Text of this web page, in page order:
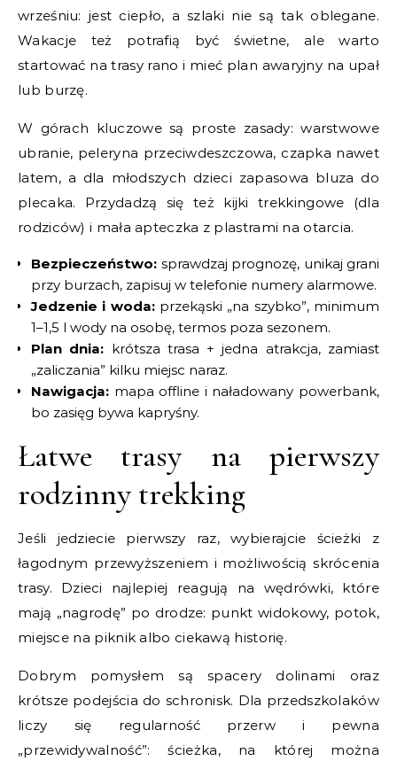
wrześniu: jest ciepło, a szlaki nie są tak oblegane.
Wakacje też potrafią być świetne, ale warto
startować na trasy rano i mieć plan awaryjny na upał
lub burzę.
W górach kluczowe są proste zasady: warstwowe
ubranie, peleryna przeciwdeszczowa, czapka nawet
latem, a dla młodszych dzieci zapasowa bluza do
plecaka. Przydadzą się też kijki trekkingowe (dla
rodziców) i mała apteczka z plastrami na otarcia.
Bezpieczeństwo: sprawdzaj prognozę, unikaj grani
przy burzach, zapisuj w telefonie numery alarmowe.
Jedzenie i woda:przekąski „na szybko”, minimum
1–1,5 l wody na osobę, termos poza sezonem.
Plan dnia: krótsza trasa + jedna atrakcja, zamiast
„zaliczania” kilku miejsc naraz.
Nawigacja: mapa offline i naładowany powerbank,
bo zasięg bywa kapryśny.
Łatwe trasy na pierwszy
rodzinny trekking
Jeśli jedziecie pierwszy raz, wybierajcie ścieżki z
łagodnym przewyższeniem i możliwością skrócenia
trasy. Dzieci najlepiej reagują na wędrówki, które
mają „nagrodę” po drodze: punkt widokowy, potok,
miejsce na piknik albo ciekawą historię.
Dobrym pomysłem są spacery dolinami oraz
krótsze podejścia do schronisk. Dla przedszkolaków
liczy się regularność przerw i pewna
„przewidywalność”: ścieżka, na której można